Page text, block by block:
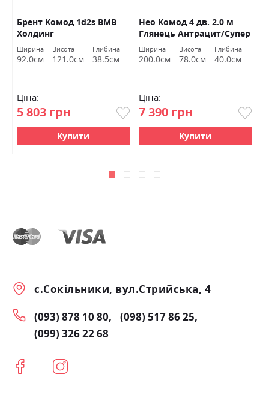
Брент Комод 1d2s ВМВ
Холдинг
Ширина
92.0см
Висота
121.0см
Глибина
38.5см
Ціна:
5 803 грн
Купити
Нео Комод 4 дв. 2.0 м
Глянець Антрацит/Супер
Мат Білий Міромарк
Ширина
200.0см
Висота
78.0см
Глибина
40.0см
Ціна:
7 390 грн
Купити
с.Сокільники, вул.Стрийська, 4
(093) 878 10 80
(098) 517 86 25
(099) 326 22 68